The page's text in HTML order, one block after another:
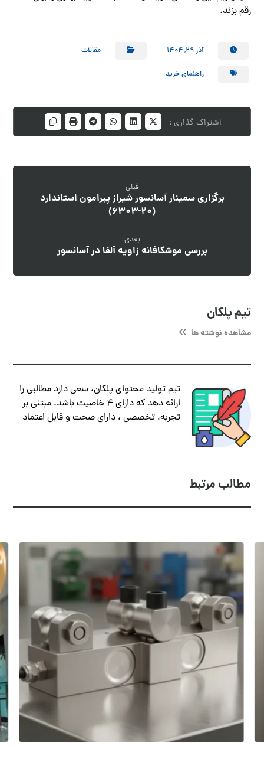
رقم بزند.
آذر ۲۹, ۱۴۰۴ مقالات
راهنمای خرید
قبلی
برگزاری سمینار آسانسور شیراز پیرامون استاندارد
(۲۰-۶۳۰۳)
بعدی
بررسی موشکافانه زاویه آلفا در آسانسور
تیم پلکان
مشاهده نوشته ها
تیم تولید محتوای پلکان، سعی دارد مطالبی را
ارائه دهد که دارای ۴ خاصیت باشد. مبتنی بر
تجربه، تخصصی ، دارای صحت و قابل اعتماد
مطالب مرتبط